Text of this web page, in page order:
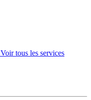
Voir tous les services